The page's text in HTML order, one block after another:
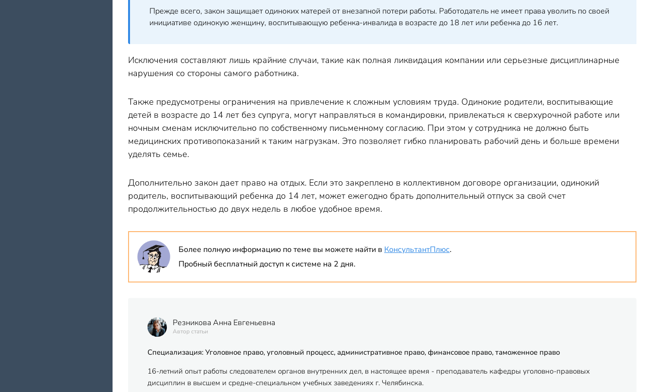
Прежде всего, закон защищает одиноких матерей от внезапной потери работы. Работодатель не имеет права уволить по своей
инициативе одинокую женщину, воспитывающую ребенка-инвалида в возрасте до 18 лет или ребенка до 16 лет.
Исключения составляют лишь крайние случаи, такие как полная ликвидация компании или серьезные дисциплинарные
нарушения со стороны самого работника.
Также предусмотрены ограничения на привлечение к сложным условиям труда. Одинокие родители, воспитывающие
детей в возрасте до 14 лет без супруга, могут направляться в командировки, привлекаться к сверхурочной работе или
ночным сменам исключительно по собственному письменному согласию. При этом у сотрудника не должно быть
медицинских противопоказаний к таким нагрузкам. Это позволяет гибко планировать рабочий день и больше времени
уделять семье.
Дополнительно закон дает право на отдых. Если это закреплено в коллективном договоре организации, одинокий
родитель, воспитывающий ребенка до 14 лет, может ежегодно брать дополнительный отпуск за свой счет
продолжительностью до двух недель в любое удобное время.
Более полную информацию по теме вы можете найти в КонсультантПлюс.
Пробный бесплатный доступ к системе на 2 дня.
Резникова Анна Евгеньевна
Автор статьи
Специализация: Уголовное право, уголовный процесс, административное право, финансовое право, таможенное право
16-летний опыт работы следователем органов внутренних дел, в настоящее время - преподаватель кафедры уголовно-правовых
дисциплин в высшем и средне-специальном учебных заведениях г. Челябинска.